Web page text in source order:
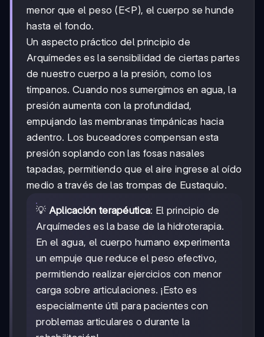
menor que el peso (E<P), el cuerpo se hunde
hasta el fondo.
Un aspecto práctico del principio de
Arquímedes es la sensibilidad de ciertas partes
de nuestro cuerpo a la presión, como los
tímpanos. Cuando nos sumergimos en agua, la
presión aumenta con la profundidad,
empujando las membranas timpánicas hacia
adentro. Los buceadores compensan esta
presión soplando con las fosas nasales
tapadas, permitiendo que el aire ingrese al oído
medio a través de las trompas de Eustaquio.
💡 Aplicación terapéutica: El principio de
Arquímedes es la base de la hidroterapia.
En el agua, el cuerpo humano experimenta
un empuje que reduce el peso efectivo,
permitiendo realizar ejercicios con menor
carga sobre articulaciones. ¡Esto es
especialmente útil para pacientes con
problemas articulares o durante la